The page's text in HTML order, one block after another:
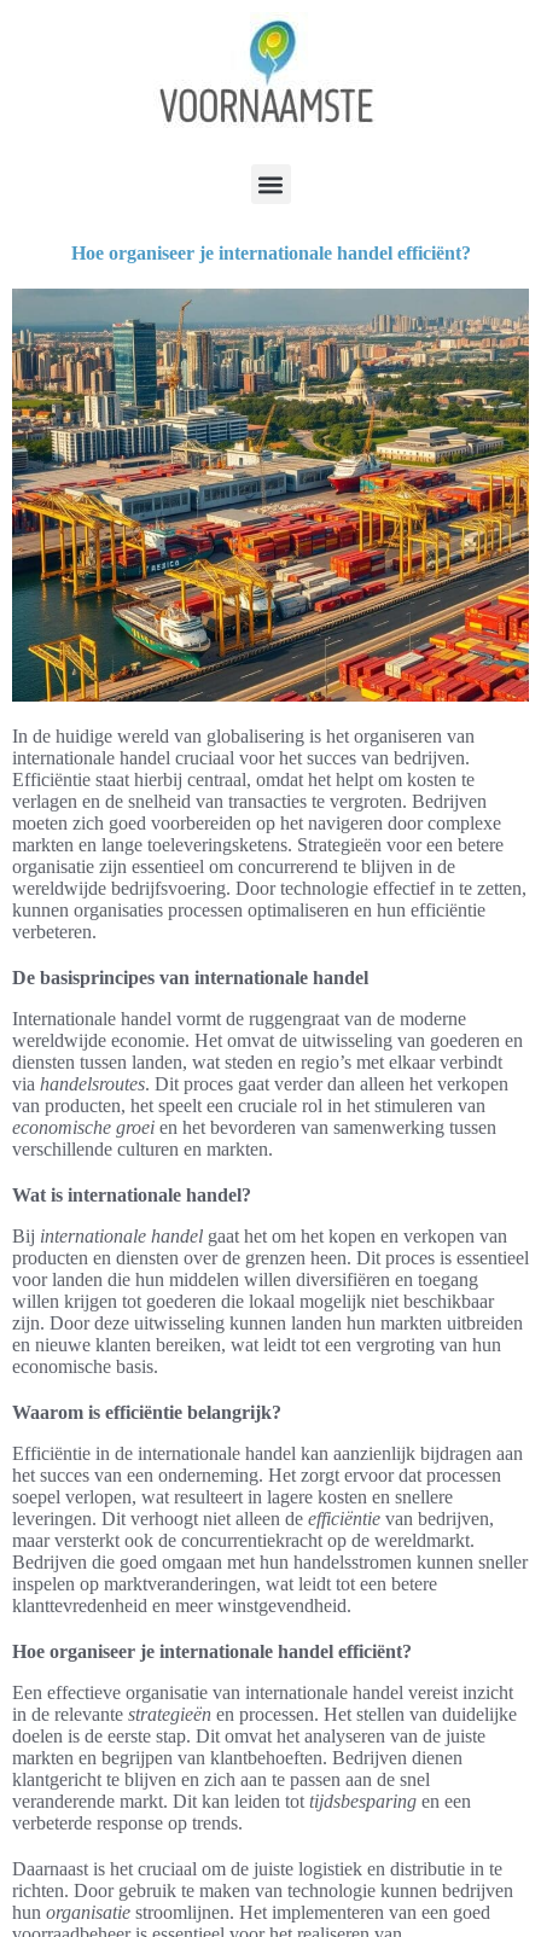
Hoe organiseer je internationale handel efficiënt?
In de huidige wereld van globalisering is het organiseren van
internationale handel cruciaal voor het succes van bedrijven.
Efficiëntie staat hierbij centraal, omdat het helpt om kosten te
verlagen en de snelheid van transacties te vergroten. Bedrijven
moeten zich goed voorbereiden op het navigeren door complexe
markten en lange toeleveringsketens. Strategieën voor een betere
organisatie zijn essentieel om concurrerend te blijven in de
wereldwijde bedrijfsvoering. Door technologie effectief in te zetten,
kunnen organisaties processen optimaliseren en hun efficiëntie
verbeteren.
De basisprincipes van internationale handel
Internationale handel vormt de ruggengraat van de moderne
wereldwijde economie. Het omvat de uitwisseling van goederen en
diensten tussen landen, wat steden en regio’s met elkaar verbindt
via handelsroutes. Dit proces gaat verder dan alleen het verkopen
van producten, het speelt een cruciale rol in het stimuleren van
economische groei en het bevorderen van samenwerking tussen
verschillende culturen en markten.
Wat is internationale handel?
Bij internationale handel gaat het om het kopen en verkopen van
producten en diensten over de grenzen heen. Dit proces is essentieel
voor landen die hun middelen willen diversifiëren en toegang
willen krijgen tot goederen die lokaal mogelijk niet beschikbaar
zijn. Door deze uitwisseling kunnen landen hun markten uitbreiden
en nieuwe klanten bereiken, wat leidt tot een vergroting van hun
economische basis.
Waarom is efficiëntie belangrijk?
Efficiëntie in de internationale handel kan aanzienlijk bijdragen aan
het succes van een onderneming. Het zorgt ervoor dat processen
soepel verlopen, wat resulteert in lagere kosten en snellere
leveringen. Dit verhoogt niet alleen de efficiëntie van bedrijven,
maar versterkt ook de concurrentiekracht op de wereldmarkt.
Bedrijven die goed omgaan met hun handelsstromen kunnen sneller
inspelen op marktveranderingen, wat leidt tot een betere
klanttevredenheid en meer winstgevendheid.
Hoe organiseer je internationale handel efficiënt?
Een effectieve organisatie van internationale handel vereist inzicht
in de relevante strategieën en processen. Het stellen van duidelijke
doelen is de eerste stap. Dit omvat het analyseren van de juiste
markten en begrijpen van klantbehoeften. Bedrijven dienen
klantgericht te blijven en zich aan te passen aan de snel
veranderende markt. Dit kan leiden tot tijdsbesparing en een
verbeterde response op trends.
Daarnaast is het cruciaal om de juiste logistiek en distributie in te
richten. Door gebruik te maken van technologie kunnen bedrijven
hun organisatie stroomlijnen. Het implementeren van een goed